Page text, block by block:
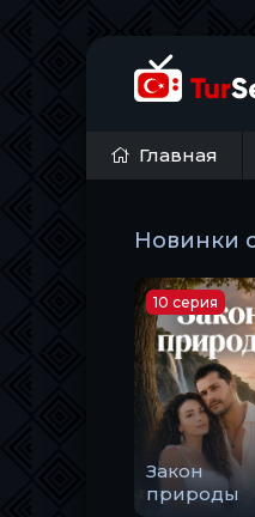
Главная
Новинки
Закон
природы
10 серия